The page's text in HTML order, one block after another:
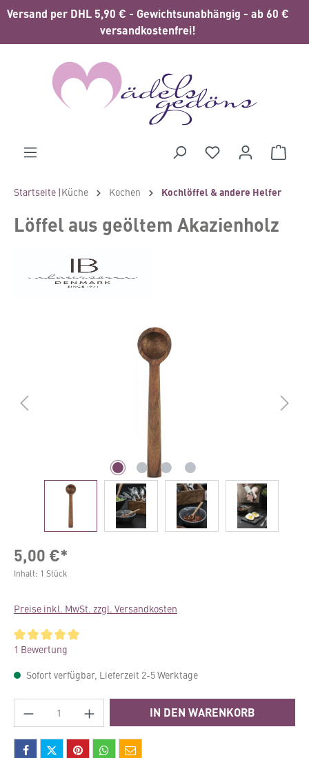
springen
Versand per DHL 5,90 € - Gewichtsunabhängig - ab 60 €
versandkostenfrei!
Startseite |Küche Kochen Kochlöffel & andere Helfer
Löffel aus geöltem Akazienholz
5,00 €*
Inhalt: 1 Stück
Preise inkl. MwSt. zzgl. Versandkosten
Durchschnittliche Bewertung von 5 von 5 Sternen
1 Bewertung
Sofort verfügbar, Lieferzeit 2-5 Werktage
Produkt Anzahl: Gib den gewünschten
IN DEN WARENKORB